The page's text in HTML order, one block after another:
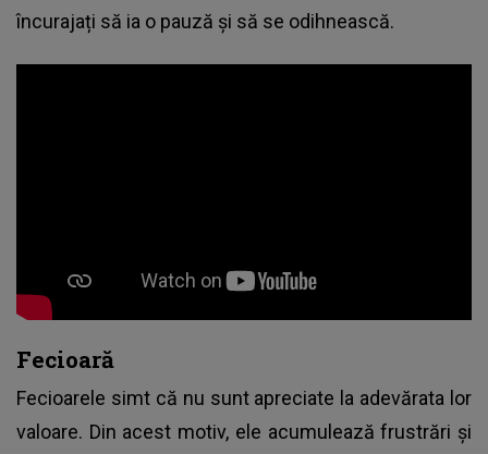
încurajați să ia o pauză și să se odihnească.
Fecioară
Fecioarele simt că nu sunt apreciate la adevărata lor
valoare. Din acest motiv, ele acumulează frustrări și